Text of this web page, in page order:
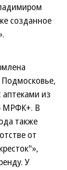
созданное
Подмосковье,
из
МРФК+. В
также
от
У